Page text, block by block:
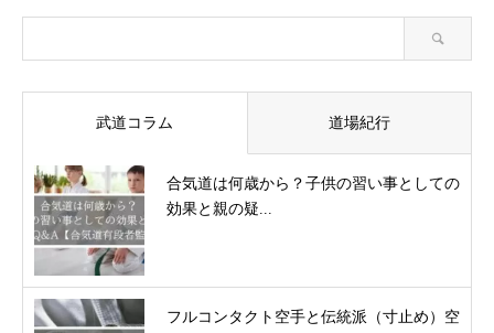
武道コラム 道場紀行
合気道は何歳から？子供の習い事としての
効果と親の疑...
フルコンタクト空手と伝統派（寸止め）空